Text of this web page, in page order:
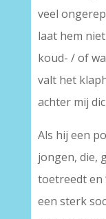
veel
laat hem
koud- / of
valt het
achter mij
Als hij een
jongen, die,
toetreedt en
een sterk